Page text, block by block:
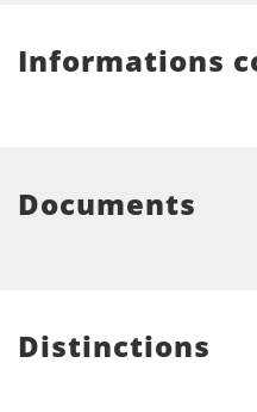
Informations
Documents
Distinctions